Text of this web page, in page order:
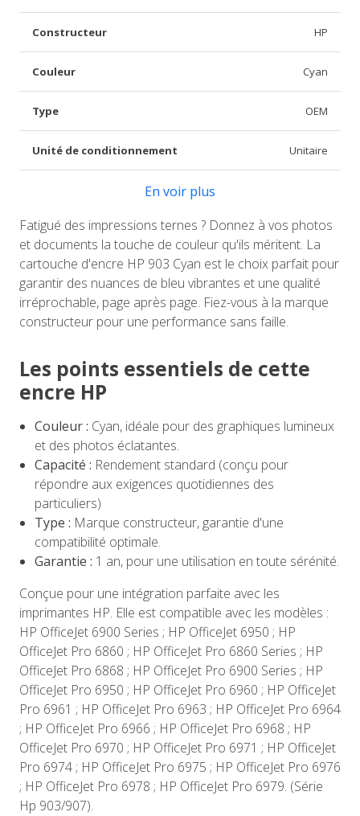
Constructeur HP
Couleur Cyan
Type OEM
Unité de conditionnement Unitaire
En voir plus
Fatigué des impressions ternes ? Donnez à vos photos
et documents la touche de couleur qu'ils méritent. La
cartouche d'encre HP 903 Cyan est le choix parfait pour
garantir des nuances de bleu vibrantes et une qualité
irréprochable, page après page. Fiez-vous à la marque
constructeur pour une performance sans faille.
Les points essentiels de cette
encre HP
Couleur : Cyan, idéale pour des graphiques lumineux
et des photos éclatantes.
Capacité : Rendement standard (conçu pour
répondre aux exigences quotidiennes des
particuliers)
Type : Marque constructeur, garantie d'une
compatibilité optimale.
Garantie : 1 an, pour une utilisation en toute sérénité.
Conçue pour une intégration parfaite avec les
imprimantes HP. Elle est compatible avec les modèles :
HP OfficeJet 6900 Series ; HP OfficeJet 6950 ; HP
OfficeJet Pro 6860 ; HP OfficeJet Pro 6860 Series ; HP
OfficeJet Pro 6868 ; HP OfficeJet Pro 6900 Series ; HP
OfficeJet Pro 6950 ; HP OfficeJet Pro 6960 ; HP OfficeJet
Pro 6961 ; HP OfficeJet Pro 6963 ; HP OfficeJet Pro 6964
; HP OfficeJet Pro 6966 ; HP OfficeJet Pro 6968 ; HP
OfficeJet Pro 6970 ; HP OfficeJet Pro 6971 ; HP OfficeJet
Pro 6974 ; HP OfficeJet Pro 6975 ; HP OfficeJet Pro 6976
; HP OfficeJet Pro 6978 ; HP OfficeJet Pro 6979. (Série
Hp 903/907).